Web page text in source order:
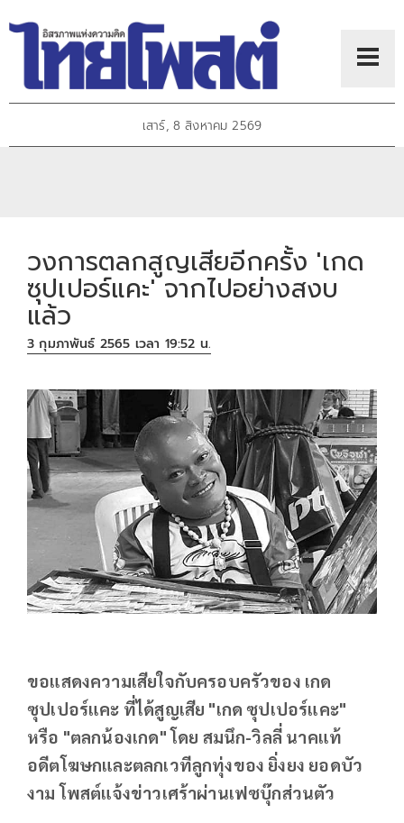
เสาร์, 8 สิงหาคม 2569
วงการตลกสูญเสียอีกครั้ง 'เกด
ซุปเปอร์แคะ' จากไปอย่างสงบ
แล้ว
3 กุมภาพันธ์ 2565 เวลา 19:52 น.
ขอแสดงความเสียใจกับครอบครัวของ เกด
ซุปเปอร์แคะ ที่ได้สูญเสีย "เกด ซุปเปอร์แคะ"
หรือ "ตลกน้องเกด" โดย สมนึก-วิลลี่ นาคแท้
อดีตโฆษกและตลกเวทีลูกทุ่งของ ยิ่งยง ยอดบัว
งาม โพสต์แจ้งข่าวเศร้าผ่านเฟซบุ๊กส่วนตัว